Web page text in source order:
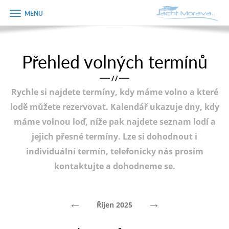
Úvodní strana
Plán plavby
Tipy na výlet
Fotogalerie
Zobrazit
menu
Přehled volných termínů
/ /
Rychle si najdete termíny, kdy máme volno a které
lodě můžete rezervovat. Kalendář ukazuje dny, kdy
máme volnou loď, níže pak najdete seznam lodí a
jejich přesné termíny. Lze si dohodnout i
individuální termín, telefonicky nás prosím
kontaktujte a dohodneme se.
← Říjen 2025 →
Objednávka
dárkového
Jméno
Telefon
E-mail